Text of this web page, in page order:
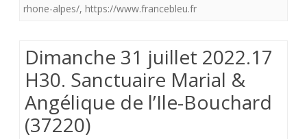
Joséphine
et
rhone-alpes/, https://www.francebleu.fr
Dimanche 31 juillet 2022.17
H30. Sanctuaire Marial &
Angélique de l’Ile-Bouchard
(37220)